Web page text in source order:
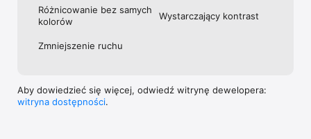
Różnicowanie bez samych
kolorów
Wystarczający kontrast
Zmniejszenie ruchu
Aby dowiedzieć się więcej, odwiedź witrynę dewelopera:
witryna dostępności.